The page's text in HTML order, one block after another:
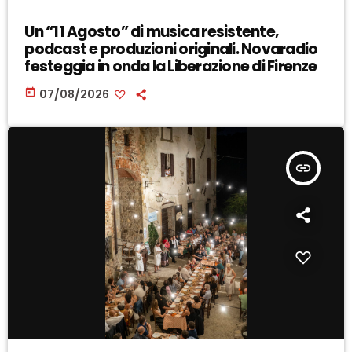
Un “11 Agosto” di musica resistente,
podcast e produzioni originali. Novaradio
festeggia in onda la Liberazione di Firenze
today 07/08/2026
insert_link